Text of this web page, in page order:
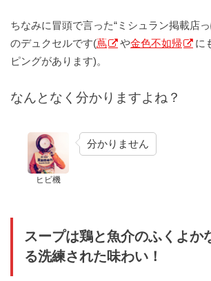
ちなみに冒頭で言った“ミシュラン掲載店
のデュクセルです(蔦 や金色不如帰
に
ピングがあります)。
なんとなく分かりますよね？
ヒビ機
分かりません
スープは鶏と魚介のふくよか
る洗練された味わい！